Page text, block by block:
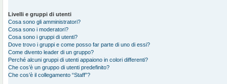
Livelli e gruppi di utenti
Cosa sono gli amministratori?
Cosa sono i moderatori?
Cosa sono i gruppi di utenti?
Dove trovo i gruppi e come posso far parte di uno di essi?
Come divento leader di un gruppo?
Perché alcuni gruppi di utenti appaiono in colori differenti?
Che cos’è un gruppo di utenti predefinito?
Che cos’è il collegamento “Staff”?